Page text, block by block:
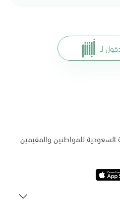
لـ
للمواطنين والمقيمين